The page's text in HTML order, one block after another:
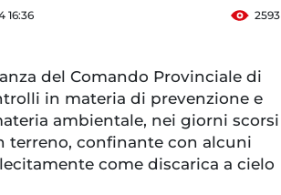
16:36 2593
del Comando Provinciale di
in materia di prevenzione e
ambientale, nei giorni scorsi
terreno, confinante con alcuni
come discarica a cielo